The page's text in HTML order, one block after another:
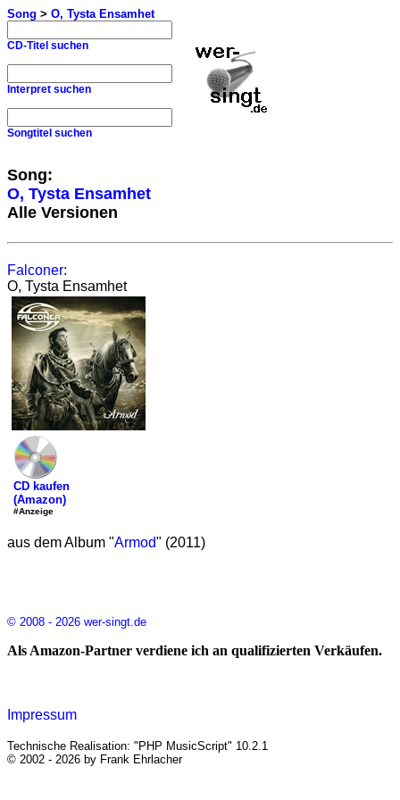
Song > O, Tysta Ensamhet
CD-Titel suchen
Interpret suchen
Songtitel suchen
Song:
O, Tysta Ensamhet
Alle Versionen
Falconer:
O, Tysta Ensamhet
CD kaufen
(Amazon)
#Anzeige
aus dem Album "Armod" (2011)
© 2008 - 2026 wer-singt.de
Als Amazon-Partner verdiene ich an qualifizierten Verkäufen.
Impressum
Technische Realisation: "PHP MusicScript" 10.2.1
© 2002 - 2026 by Frank Ehrlacher